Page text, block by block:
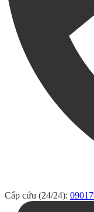
Cấp cứu (24/24):